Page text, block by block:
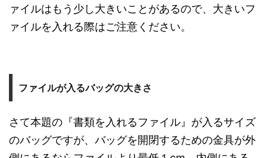
ァイルはもう少し大きいことがあるので、大きいフ
ァイルを入れる際はご注意ください。
ファイルが入るバッグの大きさ
さて本題の『書類を入れるファイル』が入るサイズ
のバッグですが、バッグを開閉するための金具が外